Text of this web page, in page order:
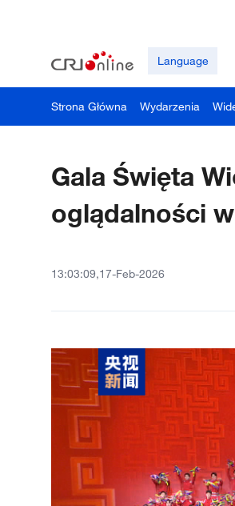
Language
Strona Główna Wydarzenia
Gala Święta
oglądalności
13:03:09,17-Feb-2026